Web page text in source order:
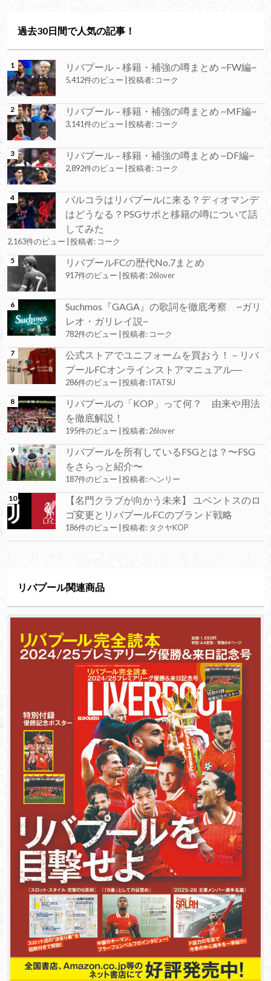
過去30日間で人気の記事！
リバプール – 移籍・補強の噂まとめ ~FW編~
5,412件のビュー 投稿者: コーク
リバプール – 移籍・補強の噂まとめ ~MF編~
3,141件のビュー 投稿者: コーク
リバプール – 移籍・補強の噂まとめ ~DF編~
2,892件のビュー 投稿者: コーク
バルコラはリバプールに来る？ディオマンデ
はどうなる？PSGサポと移籍の噂について話
してみた
2,163件のビュー 投稿者: コーク
リバプールFCの歴代No.7まとめ
917件のビュー 投稿者:26lover
Suchmos『GAGA』の歌詞を徹底考察 ~ガリ
レオ・ガリレイ説~
782件のビュー 投稿者: コーク
公式ストアでユニフォームを買おう！－リバ
プールFCオンラインストアマニュアル―
286件のビュー 投稿者:ITATSU
リバプールの「KOP」って何？ 由来や用法
を徹底解説！
195件のビュー 投稿者:26lover
リバプールを所有しているFSGとは？〜FSG
をさらっと紹介〜
187件のビュー 投稿者:ヘンリー
【名門クラブが向かう未来】 ユベントスのロ
ゴ変更とリバプールFCのブランド戦略
186件のビュー 投稿者: タクヤKOP
リバプール関連商品